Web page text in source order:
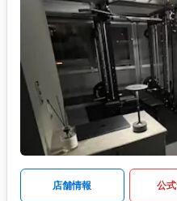
店舗情報 公